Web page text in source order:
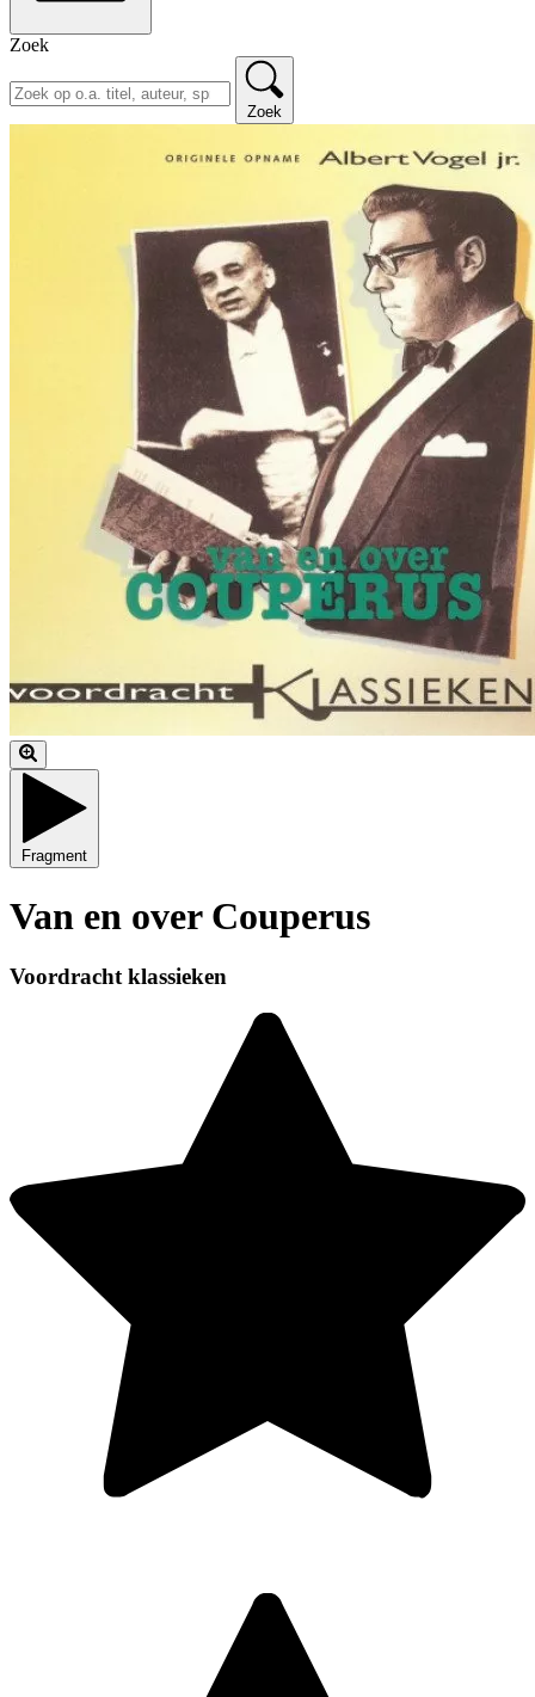
Zoek
Zoek
Fragment
Van en over Couperus
Voordracht klassieken